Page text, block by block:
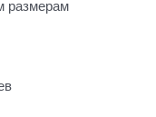
размерам